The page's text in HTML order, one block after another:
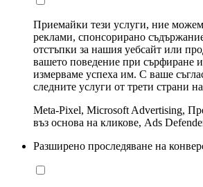
Приемайки тези услуги, ние
реклами, спонсорирано
отстъпки за нашия уебсайт или
вашето поведение при сърфиране
измерваме успеха им. С ваше
следните услуги от трети страни
Meta-Pixel, Microsoft Advertising,
въз основа на кликове, Ads
Разширено проследяване на